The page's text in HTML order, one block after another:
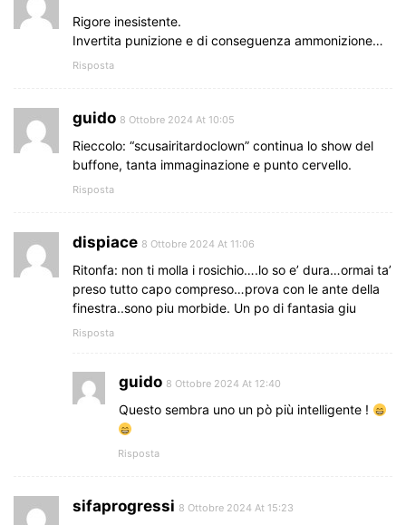
Rigore inesistente.
Invertita punizione e di conseguenza ammonizione…
Risposta
guido 8 Ottobre 2024 At 10:05
Rieccolo: “scusairitardoclown” continua lo show del
buffone, tanta immaginazione e punto cervello.
Risposta
dispiace 8 Ottobre 2024 At 11:06
Ritonfa: non ti molla i rosichio….lo so e’ dura…ormai ta’
preso tutto capo compreso…prova con le ante della
finestra..sono piu morbide. Un po di fantasia giu
Risposta
guido 8 Ottobre 2024 At 12:40
Questo sembra uno un pò più intelligente !
Risposta
sifaprogressi 8 Ottobre 2024 At 15:23